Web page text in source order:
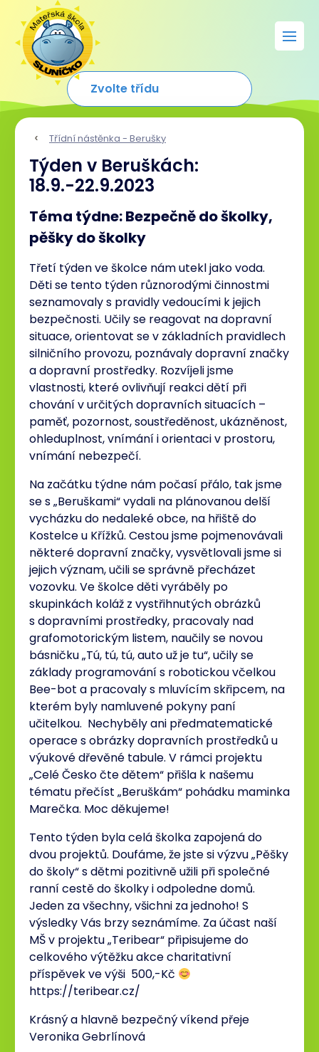
Třídní nástěnka - Berušky
Týden v Beruškách:
18.9.-22.9.2023
Téma týdne: Bezpečně do školky,
pěšky do školky
Třetí týden ve školce nám utekl jako voda.
Děti se tento týden různorodými činnostmi
seznamovaly s pravidly vedoucími k jejich
bezpečnosti. Učily se reagovat na dopravní
situace, orientovat se v základních pravidlech
silničního provozu, poznávaly dopravní značky
a dopravní prostředky. Rozvíjeli jsme
vlastnosti, které ovlivňují reakci dětí při
chování v určitých dopravních situacích –
paměť, pozornost, soustředěnost, ukázněnost,
ohleduplnost, vnímání i orientaci v prostoru,
vnímání nebezpečí.
Na začátku týdne nám počasí přálo, tak jsme
se s „Beruškami“ vydali na plánovanou delší
vycházku do nedaleké obce, na hřiště do
Kostelce u Křížků. Cestou jsme pojmenovávali
některé dopravní značky, vysvětlovali jsme si
jejich význam, učili se správně přecházet
vozovku. Ve školce děti vyráběly po
skupinkách koláž z vystřihnutých obrázků
s dopravními prostředky, pracovaly nad
grafomotorickým listem, naučily se novou
básničku „Tú, tú, tú, auto už je tu“, učily se
základy programování s robotickou včelkou
Bee-bot a pracovaly s mluvícím skřipcem, na
kterém byly namluvené pokyny paní
učitelkou. Nechyběly ani předmatematické
operace s obrázky dopravních prostředků u
výukové dřevěné tabule. V rámci projektu
„Celé Česko čte dětem“ přišla k našemu
tématu přečíst „Beruškám“ pohádku maminka
Marečka. Moc děkujeme!
Tento týden byla celá školka zapojená do
dvou projektů. Doufáme, že jste si výzvu „Pěšky
do školy“ s dětmi pozitivně užili při společné
ranní cestě do školky i odpoledne domů.
Jeden za všechny, všichni za jednoho! S
výsledky Vás brzy seznámíme. Za účast naší
MŠ v projektu „Teribear“ připisujeme do
celkového výtěžku akce charitativní
příspěvek ve výši 500,-Kč
https://teribear.cz/
Krásný a hlavně bezpečný víkend přeje
Veronika Gebrlínová